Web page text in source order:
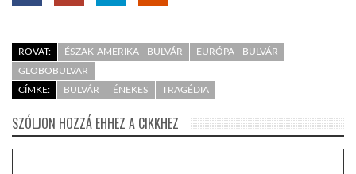
ROVAT: ÉSZAK-AMERIKA - BULVÁR
EURÓPA - BULVÁR
GLOBOBULVAR
CÍMKE:
BULVÁR ÉNEKES TRAGÉDIA
SZÓLJON HOZZÁ EHHEZ A CIKKHEZ